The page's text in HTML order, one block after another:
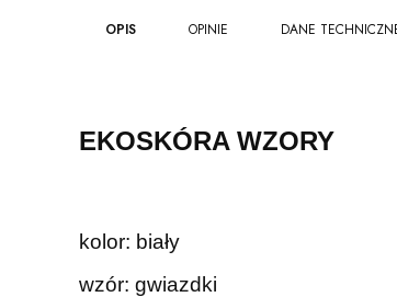
OPIS OPINIE DANE
EKOSKÓRA WZORY
kolor: biały
wzór: gwiazdki